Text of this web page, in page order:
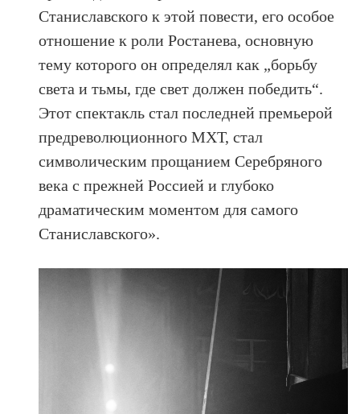
Станиславского к этой повести, его особое
отношение к роли Ростанева, основную
тему которого он определял как „борьбу
света и тьмы, где свет должен победить“.
Этот спектакль стал последней премьерой
предреволюционного МХТ, стал
символическим прощанием Серебряного
века с прежней Россией и глубоко
драматическим моментом для самого
Станиславского».